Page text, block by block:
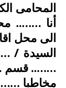
المحامى
أنا ……..
الى محل
السيدة /
…….. قسم
مخاطبا